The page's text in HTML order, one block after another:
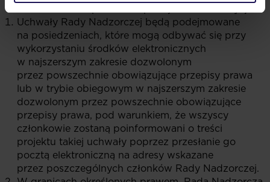
Uchwały Rady Nadzorczej będą podejmowane
na posiedzeniach, które mogą odbywać się przy
wykorzystaniu środków elektronicznych
w najszerszym zakresie dozwolonym
przez powszechnie obowiązujące przepisy prawa
lub w trybie obiegowym w najszerszym zakresie
dozwolonym przez powszechnie obowiązujące
przepisy prawa, pod warunkiem, że wszyscy
członkowie zostaną poinformowani o treści
projektu takiej uchwały poprzez przesłanie go
pocztą elektroniczną na adresy wskazane
przez poszczególnych członków Rady Nadzorczej.